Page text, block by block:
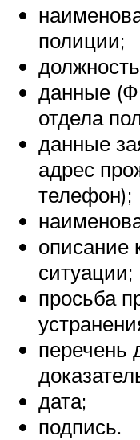
полиции;
данные
отдела
данные
адрес
телефон);
описание
ситуации;
просьба
перечень
дата;
подпись.